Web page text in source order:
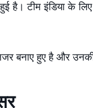
टीम इंडिया के लिए
बनाए हुए है और